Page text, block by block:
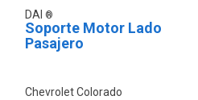
DAI
Soporte Motor Lado
Pasajero
Chevrolet Colorado